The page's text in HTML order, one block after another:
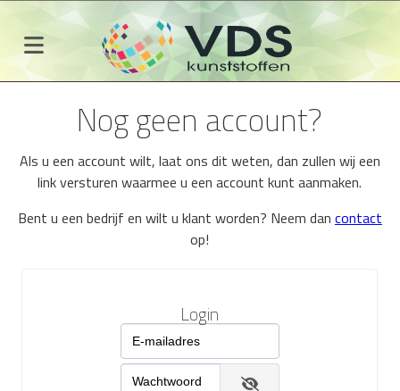
Nog geen account?
Als u een account wilt, laat ons dit weten, dan zullen wij een
link versturen waarmee u een account kunt aanmaken.
Bent u een bedrijf en wilt u klant worden? Neem dan contact
op!
Login